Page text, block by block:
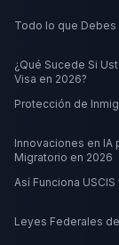
Todo lo que Debes
¿Qué Sucede Si
Visa en 2026?
Protección de
Innovaciones en IA
Migratorio en 2026
Así Funciona
Leyes Federales